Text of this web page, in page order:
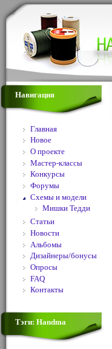
Навигация
Главная
Новое
О проекте
Мастер-классы
Конкурсы
Форумы
Схемы и модели
Мишки Тедди
Статьи
Новости
Альбомы
Дизайнеры/бонусы
Опросы
FAQ
Контакты
Тэги: Handma